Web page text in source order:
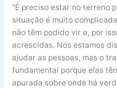
“É preciso estar no terreno
situação é muito
não têm podido vir e, por
acrescidas. Nós estamos
ajudar as pessoas, mas o
fundamental porque elas
apurada sobre onde há